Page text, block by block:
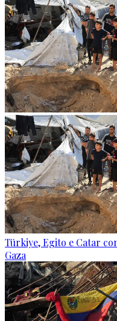
Türkiye, Egito e Catar
Gaza